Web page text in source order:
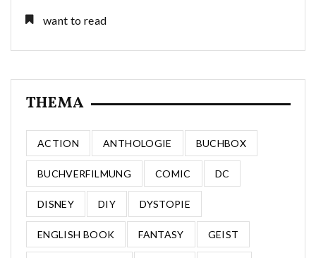
want to read
THEMA
ACTION ANTHOLOGIE BUCHBOX
BUCHVERFILMUNG COMIC DC
DISNEY DIY DYSTOPIE
ENGLISH BOOK FANTASY GEIST